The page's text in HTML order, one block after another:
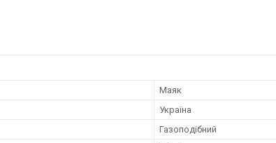
Маяк
Україна
Газоподібний